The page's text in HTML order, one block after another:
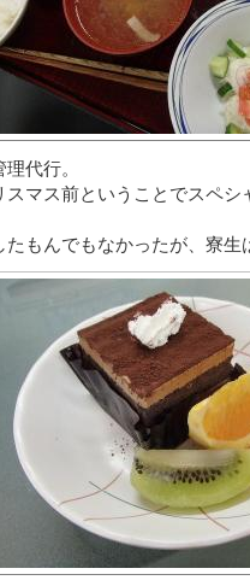
代行。
マス前ということでスペシ
もんでもなかったが、寮生